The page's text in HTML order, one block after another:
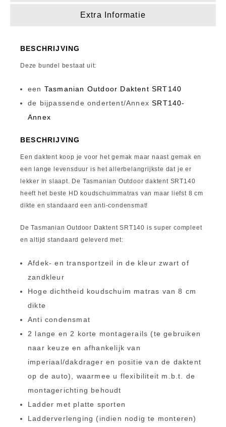
Extra Informatie
BESCHRIJVING
Deze bundel bestaat uit:
een Tasmanian Outdoor Daktent SRT140
de bijpassende ondertent/AnnexSRT140-
Annex
BESCHRIJVING
Een daktent koop je voor het gemak maar naast gemak en
een lange levensduur is het allerbelangrijkste dat je er
lekker in slaapt. De Tasmanian Outdoor daktent SRT140
heeft het beste HD koudschuimmatras van maar liefst 8 cm
dikte en standaard een anti-condensmat!
De Tasmanian Outdoor Daktent SRT140 is super compleet
en altijd standaard geleverd met:
Afdek- en transportzeil in de kleur zwart of
zandkleur
Hoge dichtheid koudschuim matras van 8 cm
dikte
Anti condensmat
2 lange en 2 korte montagerails (te gebruiken
naar keuze en afhankelijk van
imperiaal/dakdrager en positie van de daktent
op de auto), waarmee u flexibiliteit m.b.t. de
montagerichting behoudt
Ladder met platte sporten
Ladderverlenging (indien nodig te monteren)